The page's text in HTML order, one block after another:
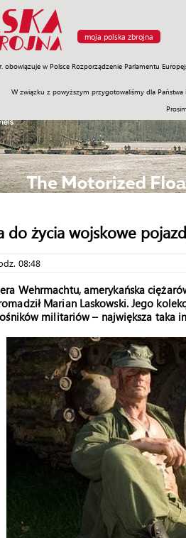
moja polska zbrojna
obowiązuje w Polsce Rozporządzenie Parlamentu
W związku z powyższym przygotowaliśmy dla
Sprzęt Misje Polityka
do życia wojskowe
08:48
Wehrmachtu, amerykańska
Marian Laskowski. Jego
militariów – największa taka